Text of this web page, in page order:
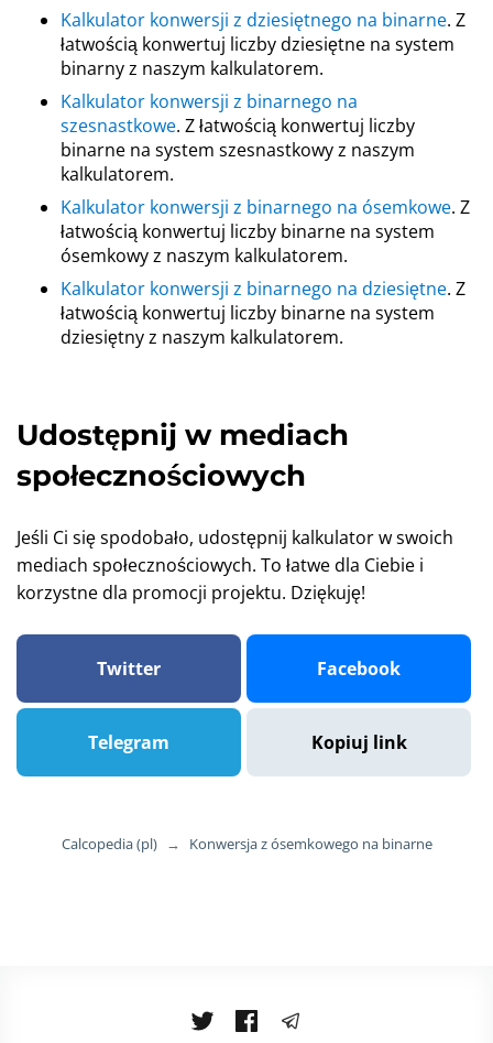
Kalkulator konwersji z dziesiętnego na binarne. Z
łatwością konwertuj liczby dziesiętne na system
binarny z naszym kalkulatorem.
Kalkulator konwersji z binarnego na
szesnastkowe. Z łatwością konwertuj liczby
binarne na system szesnastkowy z naszym
kalkulatorem.
Kalkulator konwersji z binarnego na ósemkowe. Z
łatwością konwertuj liczby binarne na system
ósemkowy z naszym kalkulatorem.
Kalkulator konwersji z binarnego na dziesiętne. Z
łatwością konwertuj liczby binarne na system
dziesiętny z naszym kalkulatorem.
Udostępnij w mediach
społecznościowych
Jeśli Ci się spodobało, udostępnij kalkulator w swoich
mediach społecznościowych. To łatwe dla Ciebie i
korzystne dla promocji projektu. Dziękuję!
Twitter Facebook
Telegram Kopiuj link
Calcopedia (pl) → Konwersja z ósemkowego na binarne